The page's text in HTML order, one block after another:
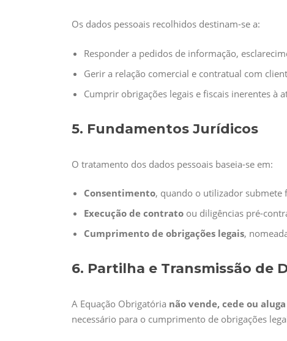
Os dados pessoais recolhidos destinam-se a:
Responder a pedidos de informação,
Gerir a relação comercial e contratual com
Cumprir obrigações legais e fiscais inerentes à
5. Fundamentos Jurídicos
O tratamento dos dados pessoais baseia-se em:
Consentimento, quando o utilizador
Execução de contrato ou diligências pré-
Cumprimento de obrigações legais,
6. Partilha e Transmissão de
A Equação Obrigatória não vende, cede ou aluga
necessário para o cumprimento de obrigações